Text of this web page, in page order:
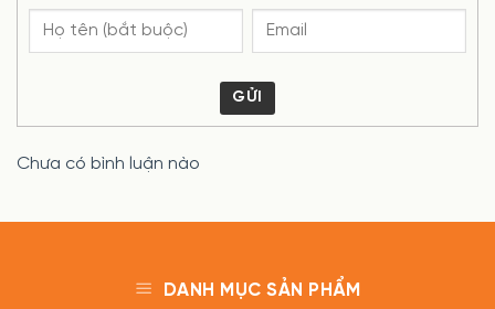
GỬI
Chưa có bình luận nào
DANH MỤC SẢN PHẨM